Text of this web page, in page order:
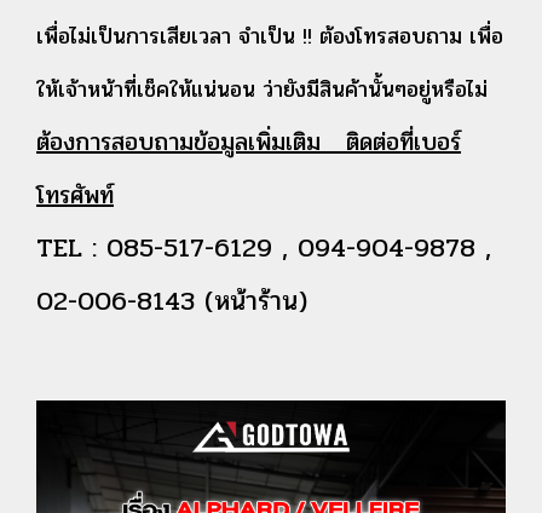
เพื่อไม่เป็นการเสียเวลา จำเป็น !! ต้องโทรสอบถาม เพื่อ
ให้เจ้าหน้าที่เช็คให้แน่นอน ว่ายังมีสินค้านั้นๆอยู่หรือไม่
ต้องการสอบถามข้อมูลเพิ่มเติม ติดต่อที่เบอร์
โทรศัพท์
TEL : 085-517-6129 , 094-904-9878 ,
02-006-8143 (หน้าร้าน)